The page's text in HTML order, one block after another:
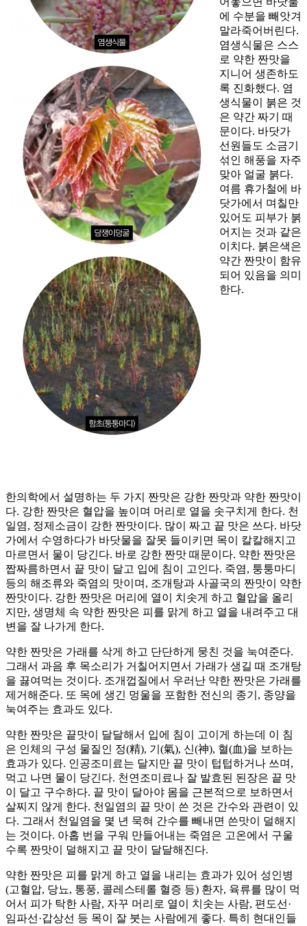
에 수분을 빼앗겨
말라죽어버린다.
염생식물은 스스
로 약한 짠맛을
지니어 생존하도
록 진화했다. 염
생식물이 붉은 것
은 약간 짜기 때
문이다. 바닷가
선원들도 소금기
섞인 해풍을 자주
맞아 얼굴 붉다.
여름 휴가철에 바
닷가에서 며칠만
있어도 피부가 붉
어지는 것과 같은
이치다. 붉은색은
약간 짠맛이 함유
되어 있음을 의미
한다.
한의학에서 설명하는 두 가지 짠맛은 강한 짠맛과 약한 짠맛이
다. 강한 짠맛은 혈압을 높이며 머리로 열을 솟구치게 한다. 천
일염, 정제소금이 강한 짠맛이다. 많이 짜고 끝 맛은 쓰다. 바닷
가에서 수영하다가 바닷물을 잘못 들이키면 목이 칼칼해지고
마르면서 물이 당긴다. 바로 강한 짠맛 때문이다. 약한 짠맛은
짭짜름하면서 끝 맛이 달고 입에 침이 고인다. 죽염, 퉁퉁마디
등의 해조류와 죽염의 맛이며, 조개탕과 사골국의 짠맛이 약한
짠맛이다. 강한 짠맛은 머리에 열이 치솟게 하고 혈압을 올리
지만, 생명체 속 약한 짠맛은 피를 맑게 하고 열을 내려주고 대
변을 잘 나가게 한다.
약한 짠맛은 가래를 삭게 하고 단단하게 뭉친 것을 눅여준다.
그래서 과음 후 목소리가 거칠어지면서 가래가 생길 때 조개탕
을 끓여먹는 것이다. 조개껍질에서 우러난 약한 짠맛은 가래를
제거해준다. 또 목에 생긴 멍울을 포함한 전신의 종기, 종양을
눅여주는 효과도 있다.
약한 짠맛은 끝맛이 달달해서 입에 침이 고이게 하는데 이 침
은 인체의 구성 물질인 정(精), 기(氣), 신(神), 혈(血)을 보하는
효과가 있다. 인공조미료는 달지만 끝 맛이 텁텁하거나 쓰며,
먹고 나면 물이 당긴다. 천연조미료나 잘 발효된 된장은 끝 맛
이 달고 구수하다. 끝 맛이 달아야 몸을 근본적으로 보하면서
살찌지 않게 한다. 천일염의 끝 맛이 쓴 것은 간수와 관련이 있
다. 그래서 천일염을 몇 년 묵혀 간수를 빼내면 쓴맛이 덜해지
는 것이다. 아홉 번을 구워 만들어내는 죽염은 고온에서 구울
수록 짠맛이 덜해지고 끝 맛이 달달해진다.
약한 짠맛은 피를 맑게 하고 열을 내리는 효과가 있어 성인병
(고혈압, 당뇨, 통풍, 콜레스테롤 혈증 등) 환자, 육류를 많이 먹
어서 피가 탁한 사람, 자꾸 머리로 열이 치솟는 사람, 편도선·
임파선·갑상선 등 목이 잘 붓는 사람에게 좋다. 특히 현대인들